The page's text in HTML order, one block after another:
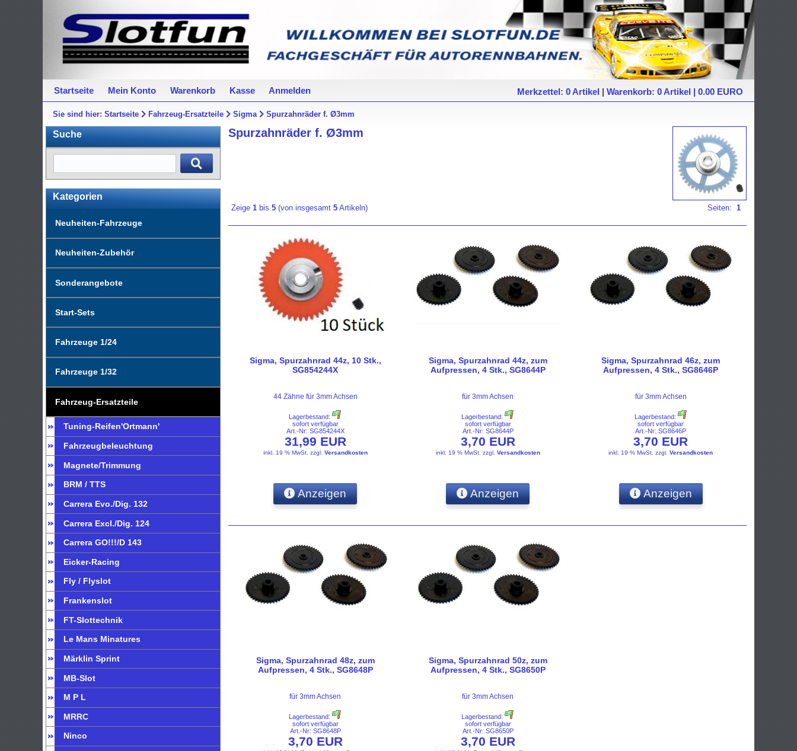
Startseite Mein Konto Warenkorb Kasse Anmelden Merkzettel: 0 Artikel | Warenkorb: 0 Artikel | 0.00 EURO
Sie sind hier:Startseite Fahrzeug-Ersatzteile Sigma Spurzahnräder f. Ø3mm
Suche
Kategorien
Neuheiten-Fahrzeuge
Neuheiten-Zubehör
Sonderangebote
Start-Sets
Fahrzeuge 1/24
Fahrzeuge 1/32
Fahrzeug-Ersatzteile
Tuning-Reifen'Ortmann'
Fahrzeugbeleuchtung
Magnete/Trimmung
BRM / TTS
Carrera Evo./Dig. 132
Carrera Excl./Dig. 124
Carrera GO!!!/D 143
Eicker-Racing
Fly / Flyslot
Frankenslot
FT-Slottechnik
Le Mans Minatures
Märklin Sprint
MB-Slot
M P L
MRRC
Ninco
Spurzahnräder f. Ø3mm
Zeige1 bis5 (von insgesamt5 Artikeln) Seiten:1
Sigma, Spurzahnrad 44z, 10 Stk.,
SG854244X
44 Zähne für 3mm Achsen
Lagerbestand:
sofort verfügbar
Art.-Nr: SG854244X
31,99 EUR
inkl. 19 % MwSt. zzgl. Versandkosten
Anzeigen
Sigma, Spurzahnrad 44z, zum
Aufpressen, 4 Stk., SG8644P
für 3mm Achsen
Lagerbestand:
sofort verfügbar
Art.-Nr: SG8644P
3,70 EUR
inkl. 19 % MwSt. zzgl. Versandkosten
Anzeigen
Sigma, Spurzahnrad 46z, zum
Aufpressen, 4 Stk., SG8646P
für 3mm Achsen
Lagerbestand:
sofort verfügbar
Art.-Nr: SG8646P
3,70 EUR
inkl. 19 % MwSt.zzgl.Versandkosten
Anzeigen
Sigma, Spurzahnrad 48z, zum
Aufpressen, 4 Stk., SG8648P
für 3mm Achsen
Lagerbestand:
sofort verfügbar
Art.-Nr: SG8648P
3,70 EUR
Sigma, Spurzahnrad 50z, zum
Aufpressen, 4 Stk., SG8650P
für 3mm Achsen
Lagerbestand:
sofort verfügbar
Art.-Nr: SG8650P
3,70 EUR